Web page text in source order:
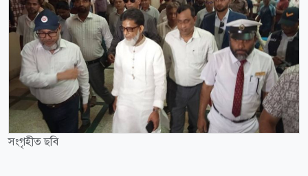
সংগৃহীত ছবি